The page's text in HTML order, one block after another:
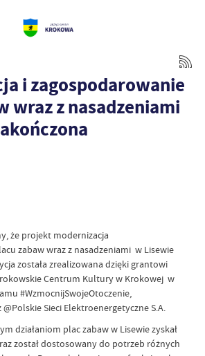
i zagospodarowanie
wraz z nasadzeniami
że projekt modernizacja
zabaw wraz z nasadzeniami w Lisewie
została zrealizowana dzięki grantowi
Centrum Kultury w Krokowej w
#WzmocnijSwojeOtoczenie,
Sieci Elektroenergetyczne S.A.
działaniom plac zabaw w Lisewie zyskał
został dostosowany do potrzeb różnych